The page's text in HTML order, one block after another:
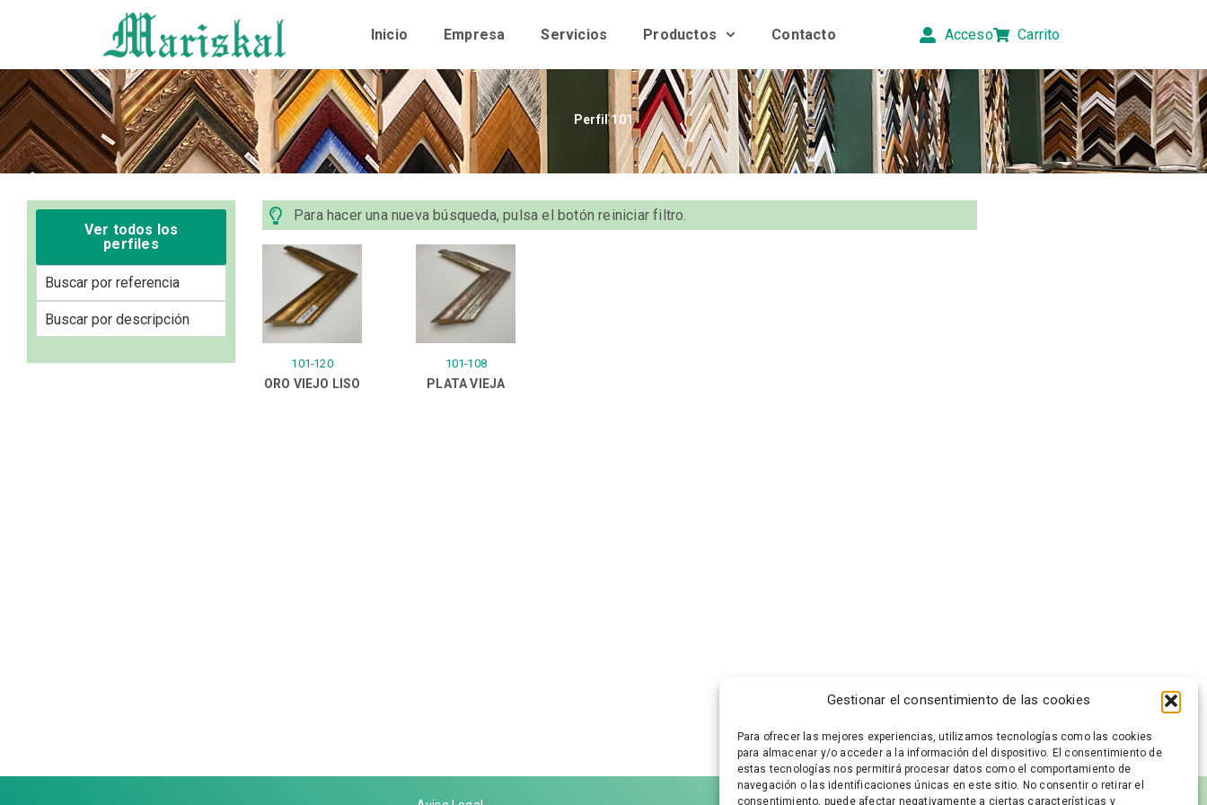
Gestionar el consentimiento de las cookies
Para ofrecer las mejores experiencias, utilizamos tecnologías como las cookies
para almacenar y/o acceder a la información del dispositivo. El consentimiento de
estas tecnologías nos permitirá procesar datos como el comportamiento de
navegación o las identificaciones únicas en este sitio. No consentir o retirar el
consentimiento, puede afectar negativamente a ciertas características y
Inicio Empresa Servicios Productos Contacto Acceso Carrito
Perfil 101
Ver todos los
perfiles
Para hacer una nueva búsqueda, pulsa el botón reiniciar filtro.
101-120
ORO VIEJO LISO
101-108
PLATA VIEJA